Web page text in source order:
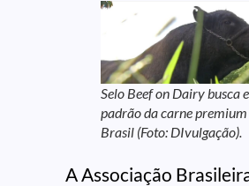
Selo Beef on Dairy busca
padrão da carne
Brasil (Foto: DIvulgação).
A Associação